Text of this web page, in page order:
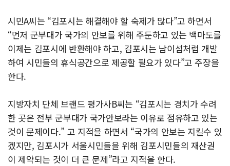
시민A씨는 “김포시는 해결해야 할 숙제가 많다”고 하면서
“먼저 군부대가 국가의 안보를 위해 주둔하고 있는 백마도를
이제는 김포시에 반환해야 하고, 김포시는 남이섬처럼 개발
하여 시민들의 휴식공간으로 제공할 필요가 있다”고 주장을
한다.
지방자치 단체 브랜드 평가사B씨는 “김포시는 경치가 수려
한 곳은 전부 군부대가 국가안보라는 이유로 점유하고 있는
것이 문제이다.” 고 지적을 하면서 “국가의 안보는 지킬수 있
겠지만, 김포시가 서울시민들을 위해 김포시민들의 재산권
이 제약되는 것이 더 큰 문제”라고 지적을 한다.